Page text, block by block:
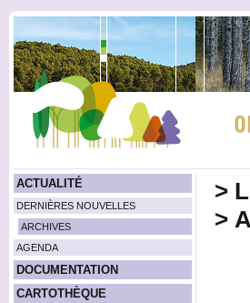
ACTUALITÉ
DERNIÈRES NOUVELLES
ARCHIVES
AGENDA
DOCUMENTATION
CARTOTHÈQUE
>
>